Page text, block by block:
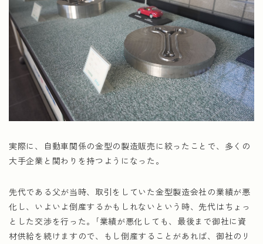
実際に、自動車関係の金型の製造販売に絞ったことで、多くの
大手企業と関わりを持つようになった。
先代である父が当時、取引をしていた金型製造会社の業績が悪
化し、いよいよ倒産するかもしれないという時、先代はちょっ
とした交渉を行った。｢業績が悪化しても、最後まで御社に資
材供給を続けますので、もし倒産することがあれば、御社のリ